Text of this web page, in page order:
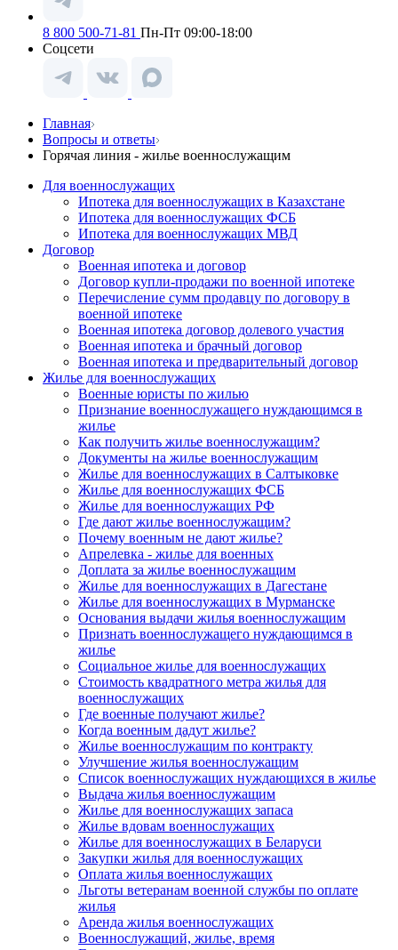
8 800 500-71-81 Пн-Пт 09:00-18:00
Соцсети
Главная
Вопросы и ответы
Горячая линия - жилье военнослужащим
Для военнослужащих
Ипотека для военнослужащих в Казахстане
Ипотека для военнослужащих ФСБ
Ипотека для военнослужащих МВД
Договор
Военная ипотека и договор
Договор купли-продажи по военной ипотеке
Перечисление сумм продавцу по договору в
военной ипотеке
Военная ипотека договор долевого участия
Военная ипотека и брачный договор
Военная ипотека и предварительный договор
Жилье для военнослужащих
Военные юристы по жилью
Признание военнослужащего нуждающимся в
жилье
Как получить жилье военнослужащим?
Документы на жилье военнослужащим
Жилье для военнослужащих в Салтыковке
Жилье для военнослужащих ФСБ
Жилье для военнослужащих РФ
Где дают жилье военнослужащим?
Почему военным не дают жилье?
Апрелевка - жилье для военных
Доплата за жилье военнослужащим
Жилье для военнослужащих в Дагестане
Жилье для военнослужащих в Мурманске
Основания выдачи жилья военнослужащим
Признать военнослужащего нуждающимся в
жилье
Социальное жилье для военнослужащих
Стоимость квадратного метра жилья для
военнослужащих
Где военные получают жилье?
Когда военным дадут жилье?
Жилье военнослужащим по контракту
Улучшение жилья военнослужащим
Список военнослужащих нуждающихся в жилье
Выдача жилья военнослужащим
Жилье для военнослужащих запаса
Жилье вдовам военнослужащих
Жилье для военнослужащих в Беларуси
Закупки жилья для военнослужащих
Оплата жилья военнослужащих
Льготы ветеранам военной службы по оплате
жилья
Аренда жилья военнослужащих
Военнослужащий, жилье, время